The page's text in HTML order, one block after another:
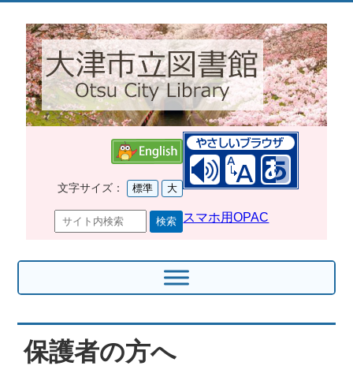
文字サイズ： 標準 大
スマホ用OPAC
保護者の方へ